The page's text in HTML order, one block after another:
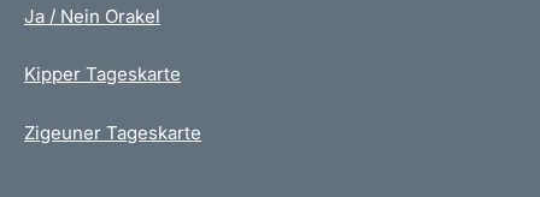
Ja / Nein Orakel
Kipper Tageskarte
Zigeuner Tageskarte